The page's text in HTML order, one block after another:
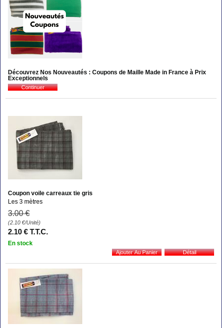
Découvrez Nos Nouveautés : Coupons de Maille Made in France à Prix
Exceptionnels
Coupon voile carreaux tie gris
Les 3 mètres
3.00 €
(2.10 €/Unité)
2.10 € T.T.C.
En stock